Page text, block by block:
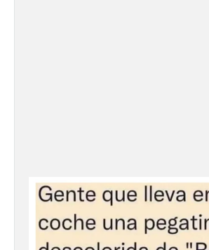
La UPSA impulsa la
creación musical con el I
Concurso Internacional de
Composición Coral Sacra